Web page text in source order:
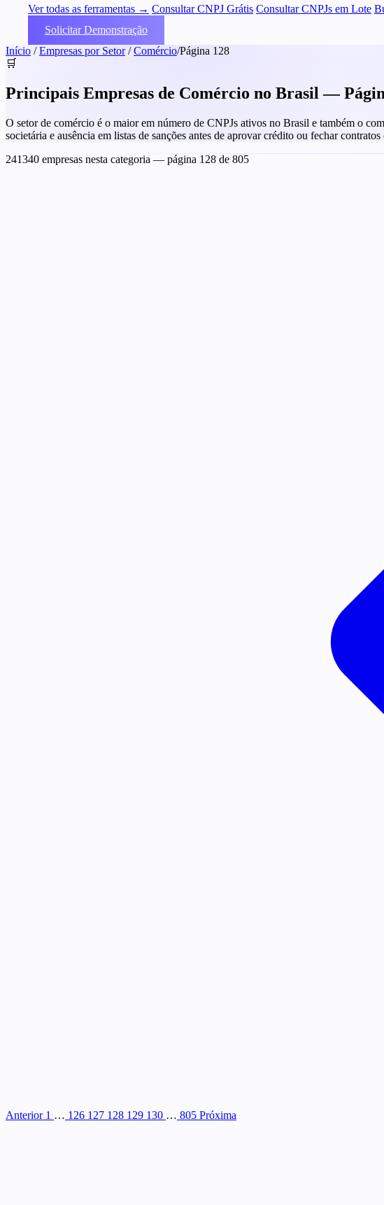
Ver todas as ferramentas → Consultar CNPJ Grátis Consultar CNPJs em Lote
Solicitar Demonstração
Início / Empresas por Setor / Comércio/Página 128
🛒
Principais Empresas de Comércio no Brasil —
O setor de comércio é o maior em número de CNPJs ativos no Brasil e também o
societária e ausência em listas de sanções antes de aprovar crédito ou fechar
241340 empresas nesta categoria — página 128 de 805
Anterior 1 … 126 127 128 129 130 … 805 Próxima